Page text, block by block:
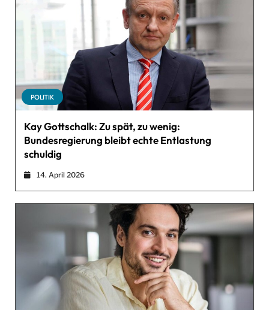
POLITIK
Kay Gottschalk: Zu spät, zu wenig:
Bundesregierung bleibt echte Entlastung
schuldig
14. April 2026